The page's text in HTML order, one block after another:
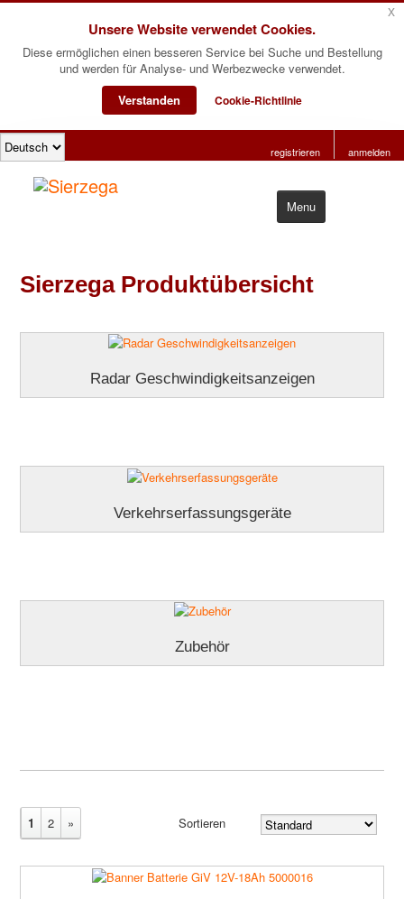
Unsere Website verwendet Cookies.
Diese ermöglichen einen besseren Service bei Suche und Bestellung
und werden für Analyse- und Werbezwecke verwendet.
Verstanden
Cookie-Richtlinie
x
registrieren anmelden
Menu
Produkte
Sierzega Produktübersicht
Radar Geschwindigkeitsanzeigen
Verkehrserfassungsgeräte
Zubehör
Sortieren
1 2 »